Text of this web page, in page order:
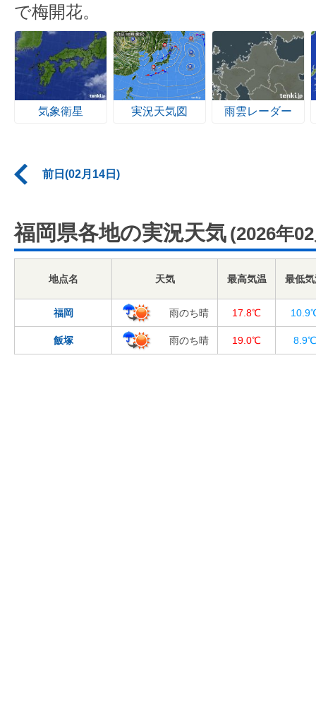
で梅開花。
気象衛星 実況天気図 雨雲レーダー
前日(02月14日)
福岡県各地の実況天気 (2026年
地点名 天気 最高気温 最低
福岡 雨のち晴 17.8℃
飯塚 雨のち晴 19.0℃ 8.9℃